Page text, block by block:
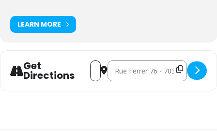
LEARN MORE
Get
Directions
Address - Focus-groupe : le soutien à
Destination Address - Focus-